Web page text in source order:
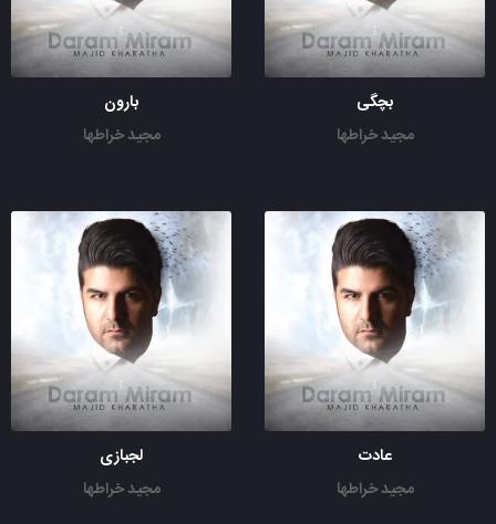
بچگی
مجید خراطها
بارون
مجید خراطها
عادت
مجید خراطها
لجبازی
مجید خراطها